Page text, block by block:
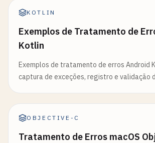
KOTLIN
Exemplos de Tratamento de
Kotlin
Exemplos de tratamento de erros Android
captura de exceções, registro e validação
OBJECTIVE-C
Tratamento de Erros macOS